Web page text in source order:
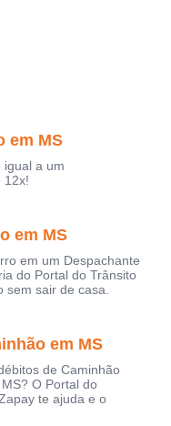
em MS
igual a um
12x!
em MS
em um Despachante
do Portal do Trânsito
sem sair de casa.
em MS
de Caminhão
O Portal do
te ajuda e o